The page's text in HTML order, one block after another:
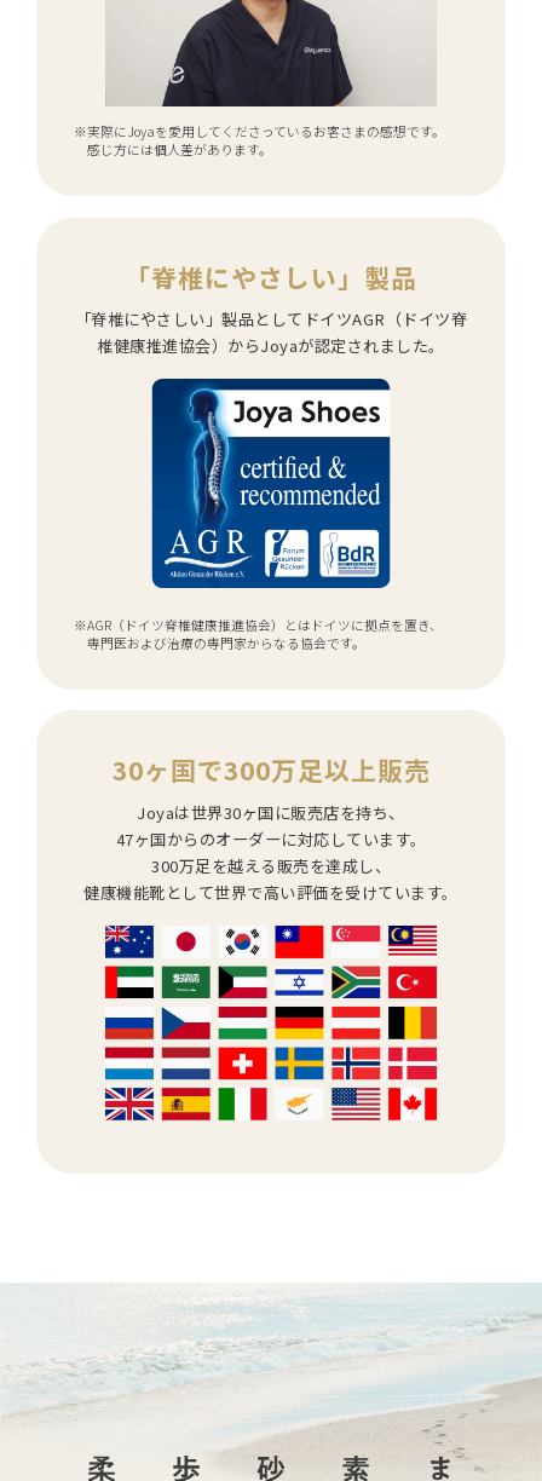
※実際にJoyaを愛用してくださっているお客さまの感想です。
感じ方には個人差があります。
「脊椎にやさしい」製品
「脊椎にやさしい」製品としてドイツAGR（ドイツ脊
椎健康推進協会）からJoyaが認定されました。
※AGR（ドイツ脊椎健康推進協会）とはドイツに拠点を置き、
専門医および治療の専門家からなる協会です。
30ヶ国で300万足以上販売
Joyaは世界30ヶ国に販売店を持ち、
47ヶ国からのオーダーに対応しています。
300万足を越える販売を達成し、
健康機能靴として世界で高い評価を受けています。